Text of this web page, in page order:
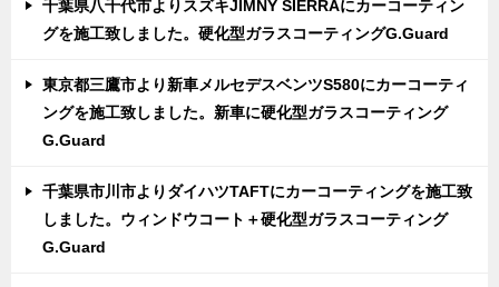
千葉県八千代市よりスズキJIMNY SIERRAにカーコーティン
グを施工致しました。硬化型ガラスコーティングG.Guard
東京都三鷹市より新車メルセデスベンツS580にカーコーティ
ングを施工致しました。新車に硬化型ガラスコーティング
G.Guard
千葉県市川市よりダイハツTAFTにカーコーティングを施工致
しました。ウィンドウコート＋硬化型ガラスコーティング
G.Guard